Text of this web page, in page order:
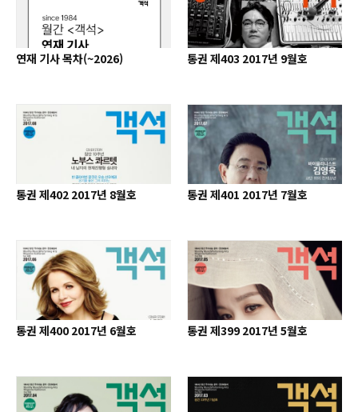
연재 기사 목차(~2026) 통권 제403 2017년 9월호
통권 제402 2017년 8월호 통권 제401 2017년 7월호
통권 제400 2017년 6월호 통권 제399 2017년 5월호